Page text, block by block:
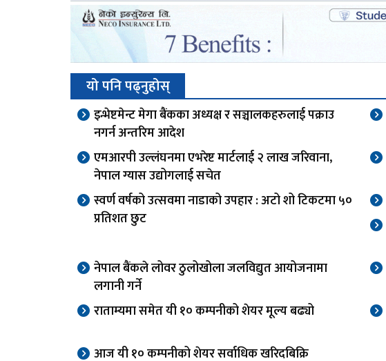
यो पनि पढ्नुहोस्
इन्भेष्टमेन्ट मेगा बैंकका अध्यक्ष र सञ्चालकहरुलाई पक्राउ
नगर्न अन्तरिम आदेश
एमआरपी उल्लंघनमा एभरेष्ट मार्टलाई २ लाख जरिवाना,
नेपाल ग्यास उद्योगलाई सचेत
स्वर्ण वर्षको उत्सवमा नाडाको उपहार : अटो शो टिकटमा ५०
प्रतिशत छुट
नेपाल बैंकले लोवर ठुलोखोला जलविद्युत आयोजनामा
लगानी गर्ने
राताम्यमा समेत यी १० कम्पनीको शेयर मूल्य बढ्यो
आज यी १० कम्पनीको शेयर सर्वाधिक खरिदबिक्रि